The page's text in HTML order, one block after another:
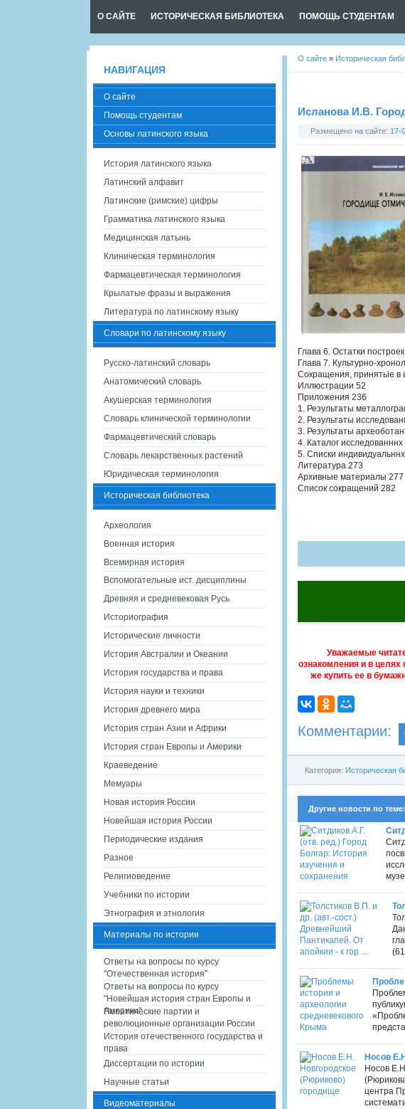
О САЙТЕ ИСТОРИЧЕСКАЯ БИБЛИОТЕКА ПОМОЩЬ СТУДЕНТАМ
О сайте » Историческая
Исланова И.В.
Размещено на сайте: 17-
Глава 6. Остатки
Глава 7. Культурно-
Сокращения, принятьіе в
Иллюстрации 52
Приложения 236
1. Результаты
2. Результаты
3. Результаты
4. Каталог
5. Списки
Литература 273
Архивные материалы 277
Список сокращений 282
Уважаемые
ознакомления и в
же купить ее в
Комментарии:
Категория: Историческая
Другие новости по теме:
Носов
Носов
центра
НАВИГАЦИЯ
О сайте
Помощь студентам
Основы латинского языка
История латинского языка
Латинский алфавит
Латинские (римские) цифры
Грамматика латинского языка
Медицинская латынь
Клиническая терминология
Фармацевтическая терминология
Крылатые фразы и выражения
Литература по латинскому языку
Словари по латинскому языку
Русско-латинский словарь
Анатомический словарь
Акушерская терминология
Словарь клинической терминологии
Фармацевтический словарь
Словарь лекарственных растений
Юридическая терминология
Историческая библиотека
Археология
Военная история
Всемирная история
Вспомогательные ист. дисциплины
Древняя и средневековая Русь
Историография
Исторические личности
История Австралии и Океании
История государства и права
История науки и техники
История древнего мира
История стран Азии и Африки
История стран Европы и Америки
Краеведение
Мемуары
Новая история России
Новейшая история России
Периодические издания
Разное
Религиоведение
Учебники по истории
Этнография и этнология
Материалы по истории
Ответы на вопросы по курсу
"Отечественная история"
Ответы на вопросы по курсу
"Новейшая история стран Европы и
Америки"
Политические партии и
революционные организации России
История отечественного государства и
права
Диссертации по истории
Научные статьи
Видеоматериалы